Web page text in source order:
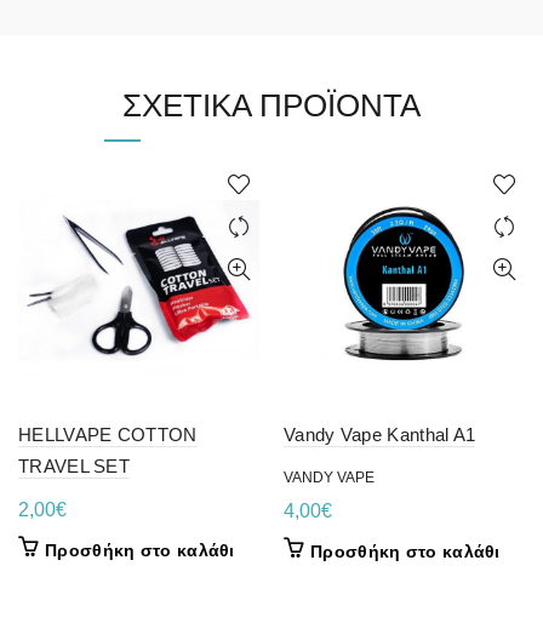
ΣΧΕΤΙΚΆ ΠΡΟΪΌΝΤΑ
HELLVAPE COTTON
TRAVEL SET
2,00€
Προσθήκη στο καλάθι
Vandy Vape Kanthal A1
VANDY VAPE
4,00€
Προσθήκη στο καλάθι